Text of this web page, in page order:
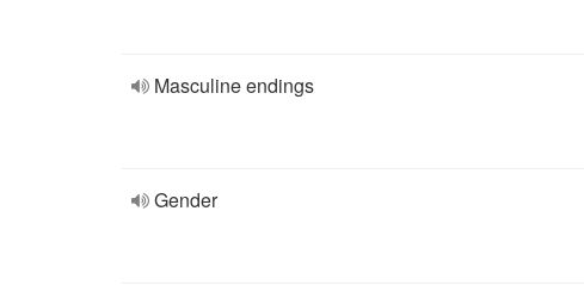
Masculine endings
Gender